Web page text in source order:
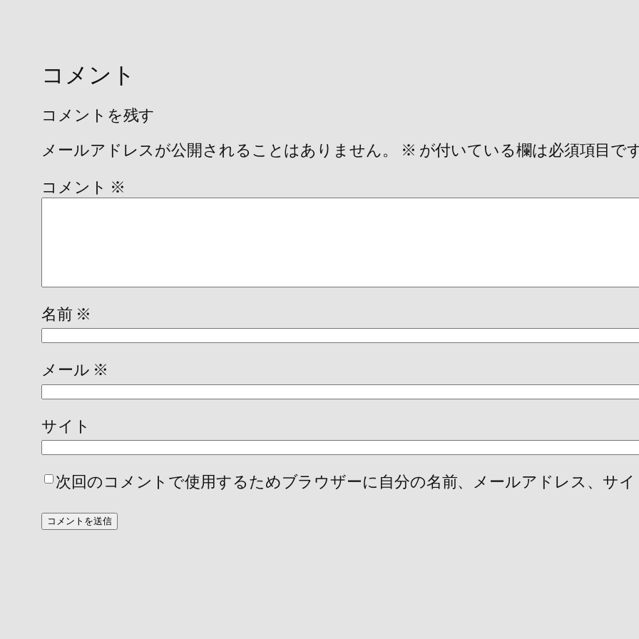
コメント
コメントを残す
メールアドレスが公開されることはありません。
※ が付いている欄は必須項目で
コメント ※
名前 ※
メール ※
サイト
次回のコメントで使用するためブラウザーに自分の名前、メールアドレス、サ